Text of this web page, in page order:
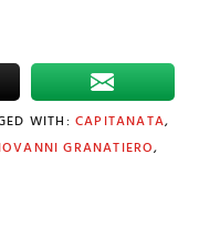
WITH:CAPITANATA,
GRANATIERO,